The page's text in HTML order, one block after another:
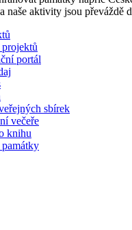
naše aktivity jsou převáždě
projektů
portál
sbírek
večeře
knihu